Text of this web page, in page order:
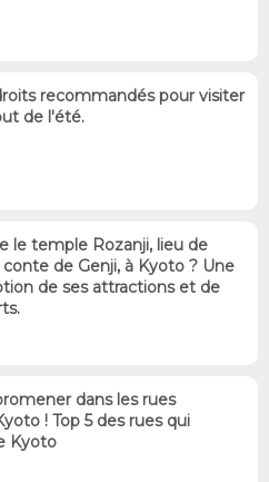
recommandés pour visiter
de l'été.
le temple Rozanji, lieu de
conte de Genji, à Kyoto ? Une
de ses attractions et de
dans les rues
! Top 5 des rues qui
Kyoto